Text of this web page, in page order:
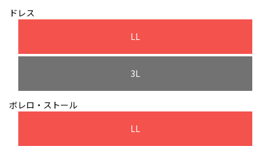
ドレス
LL
3L
ボレロ・ストール
LL